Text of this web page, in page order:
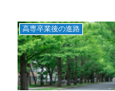
高専卒業後の進路